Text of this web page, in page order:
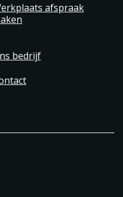
afspraak
bedrijf